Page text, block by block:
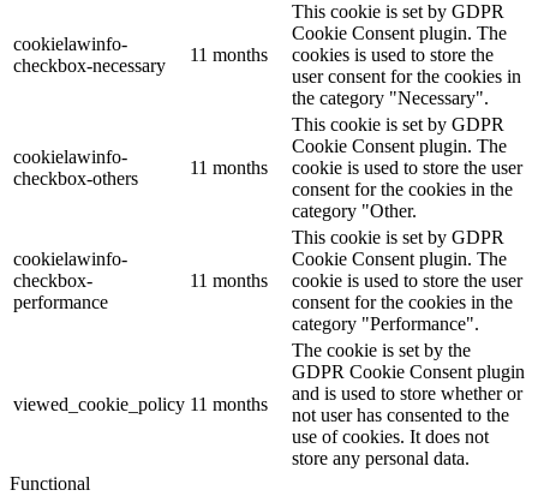
cookielawinfo-
checkbox-necessary
11 months
This cookie is set by GDPR
Cookie Consent plugin. The
cookies is used to store the
user consent for the cookies in
the category "Necessary".
cookielawinfo-
checkbox-others
11 months
This cookie is set by GDPR
Cookie Consent plugin. The
cookie is used to store the user
consent for the cookies in the
category "Other.
cookielawinfo-
checkbox-
performance
11 months
This cookie is set by GDPR
Cookie Consent plugin. The
cookie is used to store the user
consent for the cookies in the
category "Performance".
viewed_cookie_policy 11 months
The cookie is set by the
GDPR Cookie Consent plugin
and is used to store whether or
not user has consented to the
use of cookies. It does not
store any personal data.
Functional